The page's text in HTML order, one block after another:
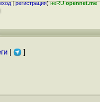
|регистрация)неRUopennet.me
| ]